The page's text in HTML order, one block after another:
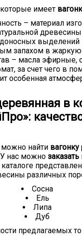
имеет
– материал
древесины
выделений
запахом в жаркую
– масла эфирные,
за счет чего в
особенная
в
найти вагонку
У нас можно заказать
различных
Сосна
Ель
Липа
Дуб
предлагаемых